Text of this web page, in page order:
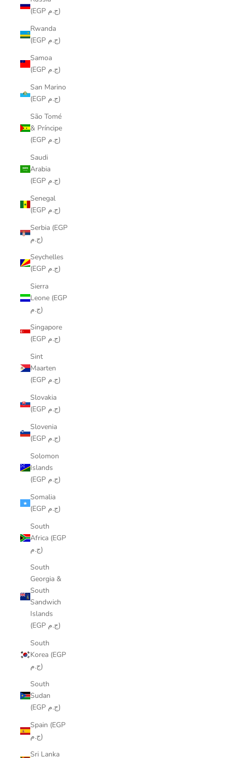
(EGP ج.م)
Rwanda
(EGP ج.م)
Samoa
(EGP ج.م)
San Marino
(EGP ج.م)
São Tomé
& Príncipe
(EGP ج.م)
Saudi
Arabia
(EGP ج.م)
Senegal
(EGP ج.م)
Serbia (EGP
ج.م)
Seychelles
(EGP ج.م)
Sierra
Leone (EGP
ج.م)
Singapore
(EGP ج.م)
Sint
Maarten
(EGP ج.م)
Slovakia
(EGP ج.م)
Slovenia
(EGP ج.م)
Solomon
Islands
(EGP ج.م)
Somalia
(EGP ج.م)
South
Africa (EGP
ج.م)
South
Georgia &
South
Sandwich
Islands
(EGP ج.م)
South
Korea (EGP
ج.م)
South
Sudan
(EGP ج.م)
Spain (EGP
ج.م)
Sri Lanka